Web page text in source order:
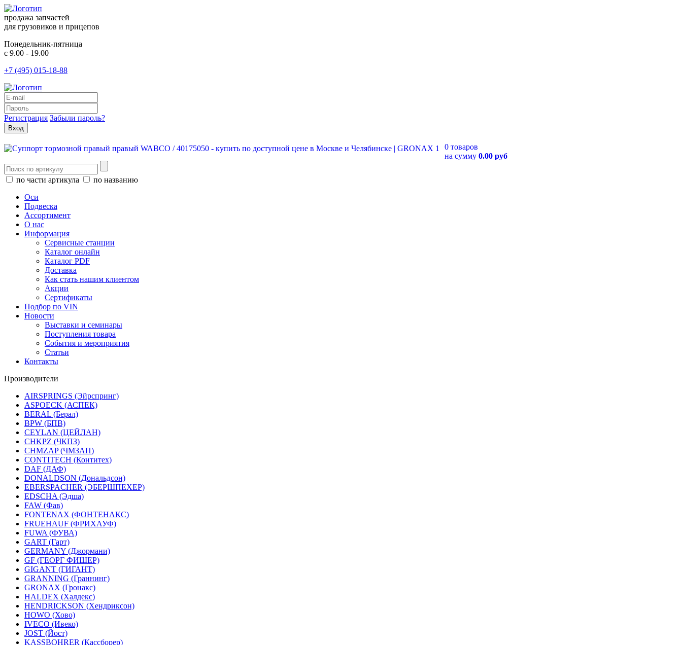
продажа запчастей
для грузовиков и прицепов
Понедельник-пятница
с 9.00 - 19.00
+7 (495) 015-18-88
Регистрация Забыли пароль?
0 товаров
на сумму 0.00 руб
по части артикула
по названию
Оси
Подвеска
Ассортимент
О нас
Информация
Сервисные станции
Каталог онлайн
Каталог PDF
Доставка
Как стать нашим клиентом
Акции
Сертификаты
Подбор по VIN
Новости
Выставки и семинары
Поступления товара
События и мероприятия
Статьи
Контакты
Производители
AIRSPRINGS (Эйрспринг)
ASPOECK (АСПЕК)
BERAL (Берал)
BPW (БПВ)
CEYLAN (ЦЕЙЛАН)
CHKPZ (ЧКПЗ)
CHMZAP (ЧМЗАП)
CONTITECH (Контитех)
DAF (ДАФ)
DONALDSON (Дональдсон)
EBERSPACHER (ЭБЕРШПЕХЕР)
EDSCHA (Эдша)
FAW (Фав)
FONTENAX (ФОНТЕНАКС)
FRUEHAUF (ФРИХАУФ)
FUWA (ФУВА)
GART (Гарт)
GERMANY (Джормани)
GF (ГЕОРГ ФИШЕР)
GIGANT (ГИГАНТ)
GRANNING (Граннинг)
GRONAX (Гронакс)
HALDEX (Халдекс)
HENDRICKSON (Хендриксон)
HOWO (Хово)
IVECO (Ивеко)
JOST (Йост)
KASSBOHRER (Касcборер)